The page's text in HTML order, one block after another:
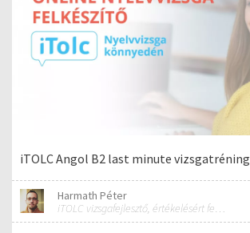
iTOLC Angol B2 last minute vizsgatréning
Harmath Péter
iTOLC vizsgafejlesztő, értékelésért felelős szakmai vezető